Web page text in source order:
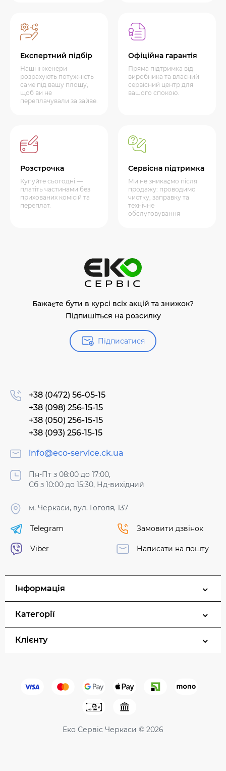
Експертний підбір
Наші інженери
розрахують потужність
саме під вашу площу,
щоб ви не
переплачували за зайве.
Офіційна гарантія
Пряма підтримка від
виробника та власний
сервісний центр для
вашого спокою.
Розстрочка
Купуйте сьогодні —
платіть частинами без
прихованих комісій та
переплат.
Сервісна підтримка
Ми не зникаємо після
продажу: проводимо
чистку, заправку та
технічне
обслуговування
Бажаєте бути в курсі всіх акцій та знижок?
Підпишіться на розсилку
Підписатися
+38 (0472) 56-05-15
+38 (098) 256-15-15
+38 (050) 256-15-15
+38 (093) 256-15-15
info@eco-service.ck.ua
Пн-Пт з 08:00 до 17:00,
Сб з 10:00 до 15:30, Нд-вихідний
м. Черкаси, вул. Гоголя, 137
Telegram
Viber
Замовити дзвінок
Написати на пошту
Інформація
Категорії
Клієнту
Еко Сервіс Черкаси © 2026